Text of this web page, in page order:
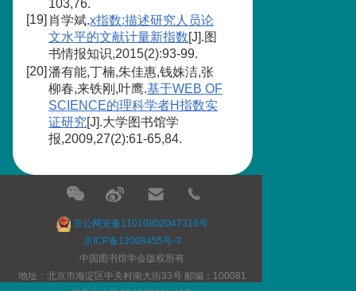
103,76.
[19] 肖学斌.x指数:描述研究人员论
文水平的文献计量新指数[J].图
书情报知识,2015(2):93-99.
[20] 潘有能,丁楠,朱佳惠,钱姝洁,张
柳春,来铁刚,叶鹰.基于WEB OF
SCIENCE的理科学者H指数实
证研究[J].大学图书馆学
报,2009,27(2):61-65,84.
京公网安备11010802047316号
京ICP备12008455号-3
中国图书馆学会版权所有
地址：北京市海淀区中关村南大街33号 邮编：100081